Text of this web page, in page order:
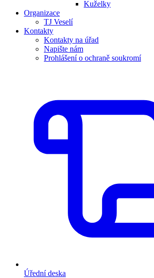
Kuželky
Organizace
TJ Veselí
Kontakty
Kontakty na úřad
Napište nám
Prohlášení o ochraně soukromí
Úřední deska